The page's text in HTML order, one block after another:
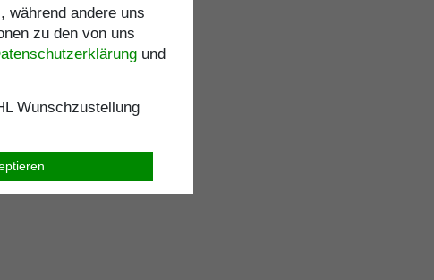
während andere uns
zu den von uns
und
Wunschzustellung